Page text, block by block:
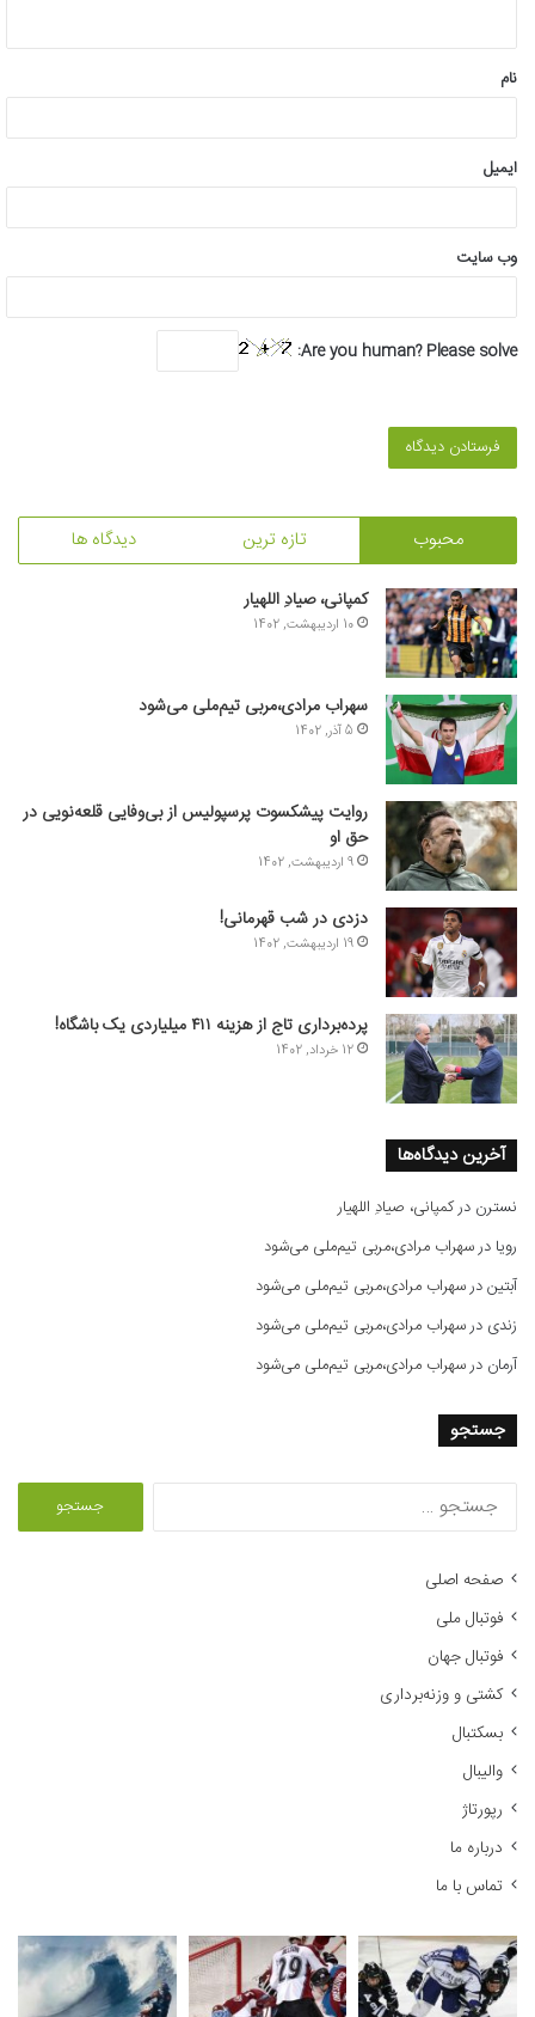
*
نام
ایمیل
وب‌ سایت
Are you human? Please solve:
محبوب تازه ترین دیدگاه ها
کمپانی، صیادِ اللهیار
10 اردیبهشت, 1402
سهراب مرادی،مربی تیم‌ملی می‌شود
5 آذر, 1402
روایت پیشکسوت پرسپولیس از بی‌وفایی قلعه‌نویی در
حق او
9 اردیبهشت, 1402
دزدی در شب قهرمانی!
19 اردیبهشت, 1402
پرده‌برداری تاج از هزینه ۴۱۱ میلیاردی یک باشگاه!
12 خرداد, 1402
آخرین دیدگاه‌ها
نسترن درکمپانی، صیادِ اللهیار
رویا درسهراب مرادی،مربی تیم‌ملی می‌شود
آبتیندرسهراب مرادی،مربی تیم‌ملی می‌شود
زندی درسهراب مرادی،مربی تیم‌ملی می‌شود
آرمان درسهراب مرادی،مربی تیم‌ملی می‌شود
جستجو
صفحه اصلی
فوتبال ملی
فوتبال جهان
کشتی و وزنه‌برداری
بسکتبال
والیبال
رپورتاژ
درباره ما
تماس با ما